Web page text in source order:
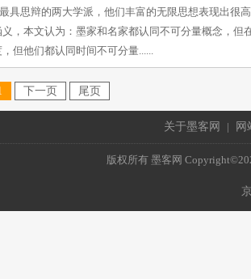
具思辩的两大学派，他们丰富的无限思想表现出很
，本文认为：墨家和名家都认同不可分量概念，
但他们都认同时间不可分量......
下一页 尾页
关于墨客网 | 网
版权所有 墨客网